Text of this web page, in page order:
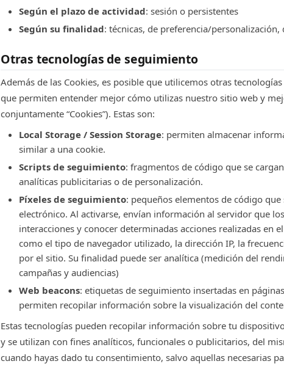
Según el plazo de actividad: sesión o persistentes
Según su finalidad: técnicas, de preferencia/
Otras tecnologías de seguimiento
Además de las Cookies, es posible que utilicemos otras
que permiten entender mejor cómo utilizas nuestro sitio web y
conjuntamente “Cookies”). Estas son:
Local Storage / Session Storage: permiten almacenar
similar a una cookie.
Scripts de seguimiento: fragmentos de código que se
analíticas publicitarias o de personalización.
Píxeles de seguimiento: pequeños elementos de código
electrónico. Al activarse, envían información al servidor que
interacciones y conocer determinadas acciones realizadas en
como el tipo de navegador utilizado, la dirección IP, la
por el sitio. Su finalidad puede ser analítica (medición del
campañas y audiencias)
Web beacons: etiquetas de seguimiento insertadas en
permiten recopilar información sobre la visualización del
Estas tecnologías pueden recopilar información sobre tu
y se utilizan con fines analíticos, funcionales o publicitarios, del
cuando hayas dado tu consentimiento, salvo aquellas necesarias